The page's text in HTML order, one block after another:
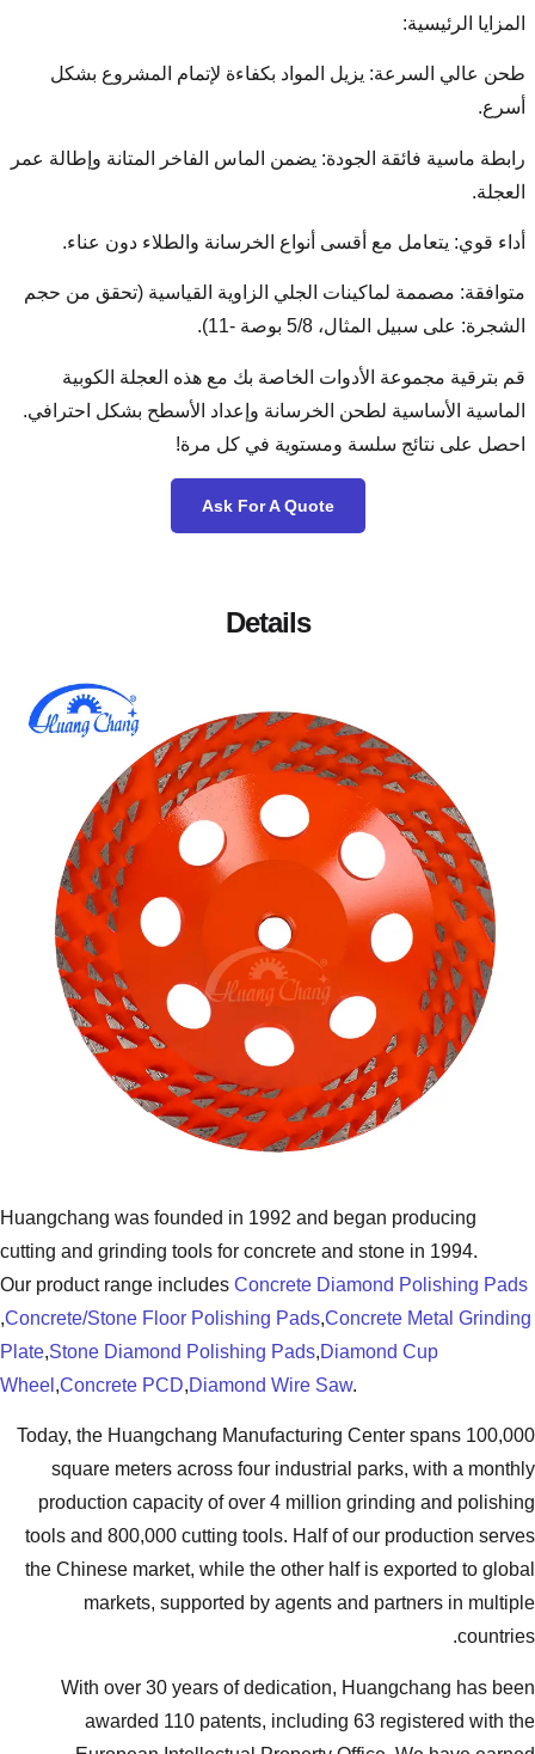
بكفاءة لإتمام المشروع بشكل
يضمن الماس الفاخر المتانة وإطالة عمر
الخرسانة والطلاء دون عناء.
الزاوية القياسية (تحقق من حجم
الخاصة بك مع هذه العجلة الكوبية
وإعداد الأسطح بشكل احترافي.
في كل مرة!
Huangchang was founded in 1992
cutting and grinding tools for concrete
Our product range includesConcrete
,Concrete/Stone Floor Polishing Pads,
Plate,Stone Diamond Polishing Pads
Wheel, Concrete PCD
Today, the Huangchang
square meters across four
production capacity of over 4
tools and 800,000 cutting tools.
the Chinese market, while the
markets, supported by
With over 30 years of
awarded 110 patents,